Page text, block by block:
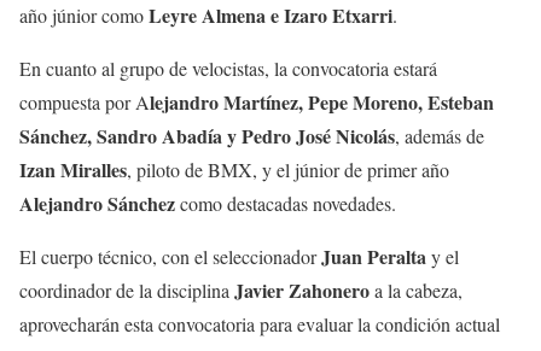
año júnior comoLeyre Almena e Izaro Etxarri.
En cuanto al grupo de velocistas, la convocatoria estará
compuesta por Alejandro Martínez, Pepe Moreno, Esteban
Sánchez, Sandro Abadía y Pedro José Nicolás, además de
Izan Miralles, piloto de BMX, y el júnior de primer año
Alejandro Sánchezcomo destacadas novedades.
El cuerpo técnico, con el seleccionadorJuan Peraltay el
coordinador de la disciplina Javier Zahoneroa la cabeza,
aprovecharán esta convocatoria para evaluar la condición actual